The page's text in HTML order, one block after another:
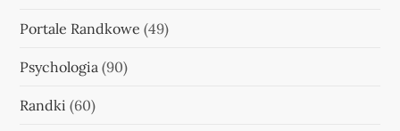
Portale Randkowe (49)
Psychologia (90)
Randki (60)